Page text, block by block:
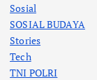
Sosial
SOSIAL BUDAYA
Stories
Tech
TNI POLRI